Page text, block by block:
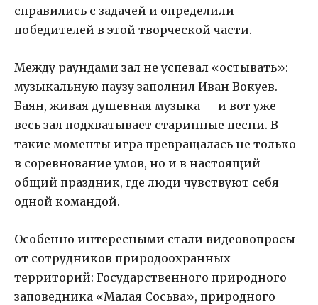
справились с задачей и определили
победителей в этой творческой части.
Между раундами зал не успевал «остывать»:
музыкальную паузу заполнил Иван Вокуев.
Баян, живая душевная музыка — и вот уже
весь зал подхватывает старинные песни. В
такие моменты игра превращалась не только
в соревнование умов, но и в настоящий
общий праздник, где люди чувствуют себя
одной командой.
Особенно интересными стали видеовопросы
от сотрудников природоохранных
территорий: Государственного природного
заповедника «Малая Сосьва», природного